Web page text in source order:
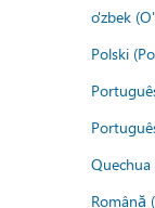
o'zbek
Polski
Română